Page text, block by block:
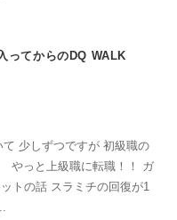
ってからのDQ WALK
少しずつですが 初級職の
やっと上級職に転職！！ ガ
トの話 スラミチの回復が1